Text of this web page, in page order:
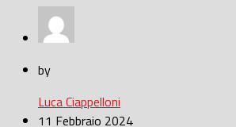
by
Luca Ciappelloni
11 Febbraio 2024